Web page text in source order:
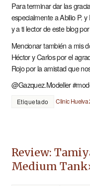
Para terminar dar las
especialmente a Abilio P.
y a ti lector de este blog
Mencionar también a mis
Héctor y Carlos por el
Rojo por la amistad que
@Gazquez.Modeller
Etiquetado Clinic Huelva
Review:
Medium